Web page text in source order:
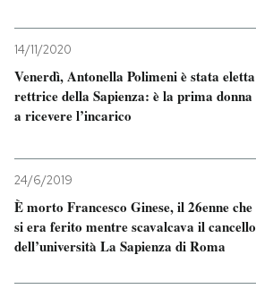
14/11/2020
Venerdì, Antonella Polimeni è stata eletta
rettrice della Sapienza: è la prima donna
a ricevere l’incarico
24/6/2019
È morto Francesco Ginese, il 26enne che
si era ferito mentre scavalcava il cancello
dell’università La Sapienza di Roma